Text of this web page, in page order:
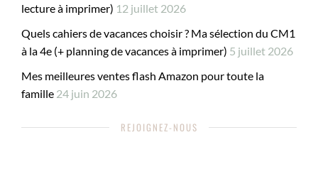
lecture à imprimer) 12 juillet 2026
Quels cahiers de vacances choisir ? Ma sélection du CM1
à la 4e (+ planning de vacances à imprimer) 5 juillet 2026
Mes meilleures ventes flash Amazon pour toute la
famille 24 juin 2026
REJOIGNEZ-NOUS